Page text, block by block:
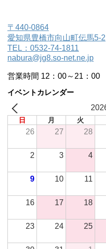
〒440-0864
愛知県豊橋市向山町伝馬5-2
TEL：0532-74-1811
nabura@jg8.so-net.ne.jp
営業時間 12：00～21：00
イベントカレンダー
日 月 火
26 27 28
2 3 4
9 10 11
16 17 18
23 24 25